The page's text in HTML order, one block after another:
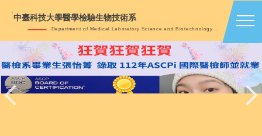
內
容
區
中臺科技大學醫學檢驗生物技術系
Department of Medical Laboratory Science and Biotechnology